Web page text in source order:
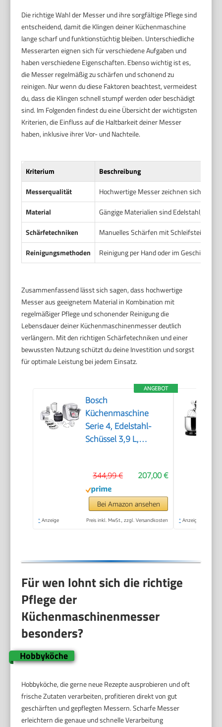
Die richtige Wahl der Messer und ihre sorgfältige Pflege sind
entscheidend, damit die Klingen deiner Küchenmaschine
lange scharf und funktionstüchtig bleiben. Unterschiedliche
Messerarten eignen sich für verschiedene Aufgaben und
haben verschiedene Eigenschaften. Ebenso wichtig ist es,
die Messer regelmäßig zu schärfen und schonend zu
reinigen. Nur wenn du diese Faktoren beachtest, vermeidest
du, dass die Klingen schnell stumpf werden oder beschädigt
sind. Im Folgenden findest du eine Übersicht der wichtigsten
Kriterien, die Einfluss auf die Haltbarkeit deiner Messer
haben, inklusive ihrer Vor- und Nachteile.
Kriterium
Beschreibung
Messerqualität
Hochwertige Messer zeichnen sich
Material
Gängige Materialien sind Edelstahl,
Schärfetechniken
Manuelles Schärfen mit Schleifstein,
Reinigungsmethoden
Reinigung per Hand oder im
Zusammenfassend lässt sich sagen, dass hochwertige
Messer aus geeignetem Material in Kombination mit
regelmäßiger Pflege und schonender Reinigung die
Lebensdauer deiner Küchenmaschinenmesser deutlich
verlängern. Mit den richtigen Schärfetechniken und einer
bewussten Nutzung schützt du deine Investition und sorgst
für optimale Leistung bei jedem Einsatz.
ANGEBOT
Bosch
Küchenmaschine
Serie 4, Edelstahl-
Schüssel 3,9 L,
Edelstahl
spülmaschinenfest,
Mixer 1,25 L,
Durchlaufschnitzler, 3
207,00 €
344,99 €
Bei Amazon ansehen
* Anzeige Preis inkl. MwSt., zzgl. Versandkosten * Anzeige
Für wen lohnt sich die richtige
Pflege der
Küchenmaschinenmesser
besonders?
Hobbyköche
Hobbyköche, die gerne neue Rezepte ausprobieren und oft
frische Zutaten verarbeiten, profitieren direkt von gut
geschärften und gepflegten Messern. Scharfe Messer
erleichtern die genaue und schnelle Verarbeitung